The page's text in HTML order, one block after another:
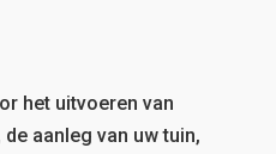
het uitvoeren van
aanleg van uw tuin,